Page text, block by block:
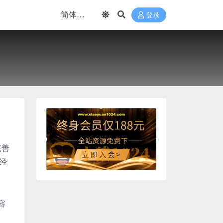
登录